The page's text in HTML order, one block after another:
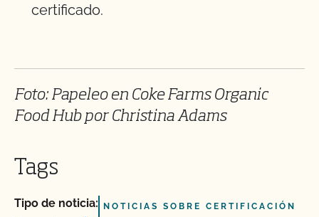
certificado.
Foto: Papeleo en Coke Farms Organic
Food Hub por Christina Adams
Tags
Tipo de noticia: NOTICIAS SOBRE CERTIFICACIÓN